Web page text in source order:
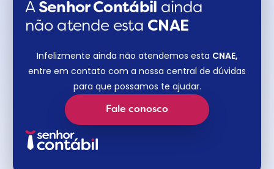
A Senhor Contábil ainda
não atende esta CNAE​
Infelizmente ainda não atendemos esta CNAE,
entre em contato com a nossa central de dúvidas
para que possamos te ajudar.
Fale conosco